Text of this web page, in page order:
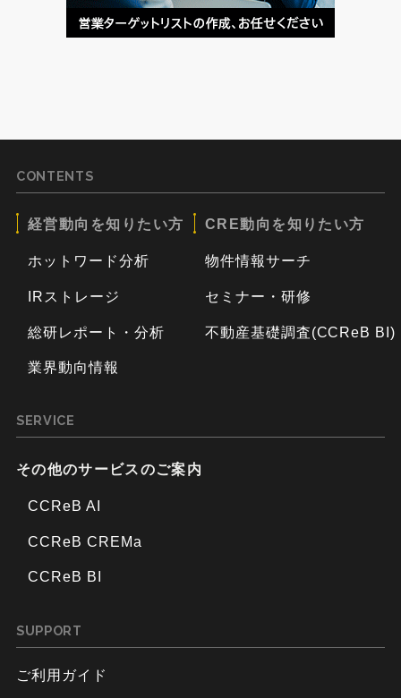
CONTENTS
経営動向を知りたい方
ホットワード分析
IRストレージ
総研レポート・分析
業界動向情報
CRE動向を知りたい方
物件情報サーチ
セミナー・研修
不動産基礎調査(CCReB BI)
SERVICE
その他のサービスのご案内
CCReB AI
CCReB CREMa
CCReB BI
SUPPORT
ご利用ガイド